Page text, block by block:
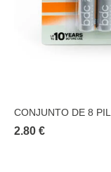
CONJUNTO DE 8
2.80 €